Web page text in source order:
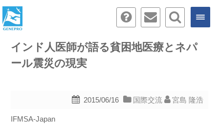
インド人医師が語る貧困地医療とネパ
ール震災の現実
2015/06/16 国際交流 宮島 隆浩
IFMSA-Japan